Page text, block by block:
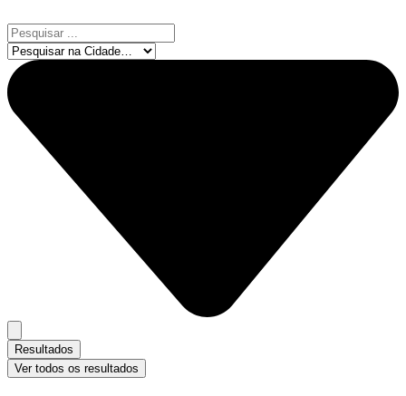
para
o
conteúdo
Pesquisar
...
Resultados
Ver todos os resultados